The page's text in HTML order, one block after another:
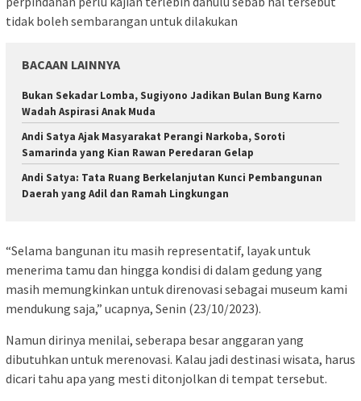
tidak boleh sembarangan untuk dilakukan
BACAAN LAINNYA
Bukan Sekadar Lomba, Sugiyono Jadikan Bulan Bung Karno
Wadah Aspirasi Anak Muda
Andi Satya Ajak Masyarakat Perangi Narkoba, Soroti
Samarinda yang Kian Rawan Peredaran Gelap
Andi Satya: Tata Ruang Berkelanjutan Kunci Pembangunan
Daerah yang Adil dan Ramah Lingkungan
“Selama bangunan itu masih representatif, layak untuk
menerima tamu dan hingga kondisi di dalam gedung yang
masih memungkinkan untuk direnovasi sebagai museum kami
mendukung saja,” ucapnya, Senin (23/10/2023).
Namun dirinya menilai, seberapa besar anggaran yang
dibutuhkan untuk merenovasi. Kalau jadi destinasi wisata, harus
dicari tahu apa yang mesti ditonjolkan di tempat tersebut.